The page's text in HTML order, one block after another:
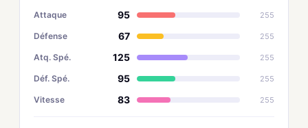
Attaque 95 255
Défense 67 255
Atq. Spé. 125 255
Déf. Spé. 95 255
Vitesse 83 255